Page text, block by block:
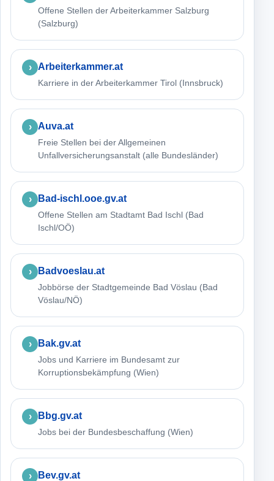
Offene Stellen der Arbeiterkammer Salzburg
(Salzburg)
Arbeiterkammer.at
Karriere in der Arbeiterkammer Tirol (Innsbruck)
Auva.at
Freie Stellen bei der Allgemeinen
Unfallversicherungsanstalt (alle Bundesländer)
Bad-ischl.ooe.gv.at
Offene Stellen am Stadtamt Bad Ischl (Bad
Ischl/OÖ)
Badvoeslau.at
Jobbörse der Stadtgemeinde Bad Vöslau (Bad
Vöslau/NÖ)
Bak.gv.at
Jobs und Karriere im Bundesamt zur
Korruptionsbekämpfung (Wien)
Bbg.gv.at
Jobs bei der Bundesbeschaffung (Wien)
Bev.gv.at